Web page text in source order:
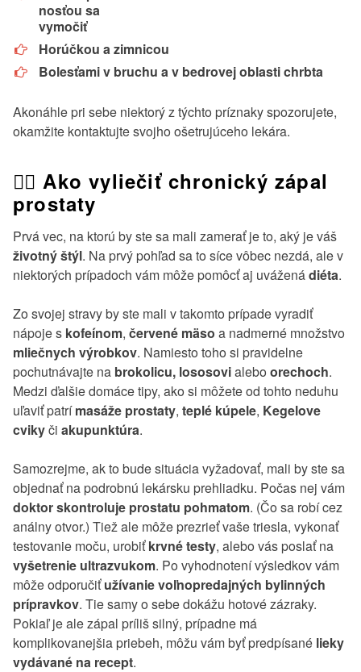
nosťou sa
vymočiť
Horúčkou a zimnicou
Bolesťami v bruchu a v bedrovej oblasti chrbta
Akonáhle pri sebe niektorý z týchto príznaky spozorujete,
okamžite kontaktujte svojho ošetrujúceho lekára.
👨‍⚕️ Ako vyliečiť chronický zápal
prostaty
Prvá vec, na ktorú by ste sa mali zamerať je to, aký je váš
životný štýl. Na prvý pohľad sa to síce vôbec nezdá, ale v
niektorých prípadoch vám môže pomôcť aj uváženádiéta.
Zo svojej stravy by ste mali v takomto prípade vyradiť
nápoje s kofeínom, červené mäso a nadmerné množstvo
mliečnych výrobkov. Namiesto toho si pravidelne
pochutnávajte na brokolicu, lososovialebo orechoch.
Medzi ďalšie domáce tipy, ako si môžete od tohto neduhu
uľaviť patrímasáže prostaty, teplé kúpele, Kegelove
cvikyči akupunktúra.
Samozrejme, ak to bude situácia vyžadovať, mali by ste sa
objednať na podrobnú lekársku prehliadku. Počas nej vám
doktor skontroluje prostatu pohmatom. (Čo sa robí cez
análny otvor.) Tiež ale môže prezrieť vaše triesla, vykonať
testovanie moču, urobiťkrvné testy, alebo vás poslať na
vyšetrenie ultrazvukom. Po vyhodnotení výsledkov vám
môže odporučiťužívanie voľnopredajných bylinných
prípravkov. Tie samy o sebe dokážu hotové zázraky.
Pokiaľ je ale zápal príliš silný, prípadne má
komplikovanejšia priebeh, môžu vám byť predpísané lieky
vydávané na recept.